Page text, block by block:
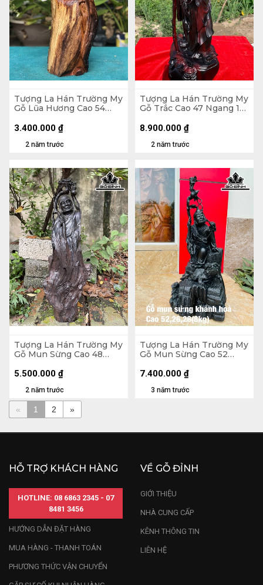
Tượng La Hán Trường My
Gỗ Lũa Hương Cao 54
2 năm trước
3.400.000 ₫
Tượng La Hán Trường My
Gỗ Trắc Cao 47 Ngang 18
2 năm trước
8.900.000 ₫
Tượng La Hán Trường My
Gỗ Mun Sừng Cao 48
2 năm trước
5.500.000 ₫
Tượng La Hán Trường My
Gỗ Mun Sừng Cao 52
3 năm trước
7.400.000 ₫
« 1 2 »
HỖ TRỢ KHÁCH HÀNG
HOTLINE: 08 6863 2345 - 07
8481 3456
HƯỚNG DẪN ĐẶT HÀNG
MUA HÀNG - THANH TOÁN
PHƯƠNG THỨC VẬN CHUYỂN
VỀ GỖ ĐỈNH
GIỚI THIỆU
NHÀ CUNG CẤP
KÊNH THÔNG TIN
LIÊN HỆ